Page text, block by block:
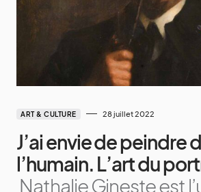
ART & CULTURE 28 juillet 2022
J’ai envie de peindre
l’humain. L’art du
Nathalie Gineste est